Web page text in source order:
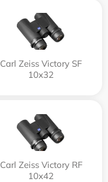
Carl Zeiss Victory SF
10x32
Carl Zeiss Victory RF
10x42